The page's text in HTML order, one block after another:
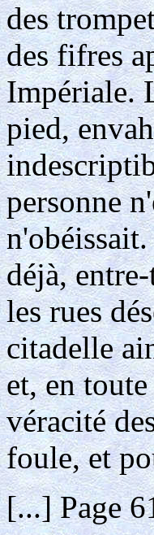
des
des fifres
Impériale.
pied,
personne
déjà,
les rues
citadelle
et, en
véracité
foule, et
[...] Page